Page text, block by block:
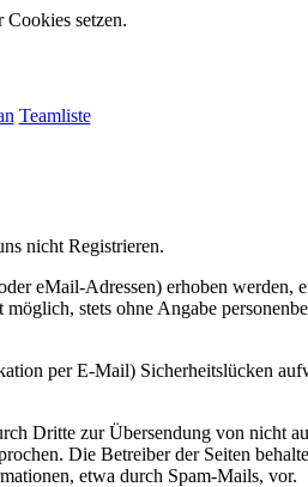
setzen.
Teamliste
nicht Registrieren.
eMail-Adressen) erhoben werden,
stets ohne Angabe
per E-Mail) Sicherheitslücken
Dritte zur Übersendung von nicht
Die Betreiber der Seiten
etwa durch Spam-Mails, vor.